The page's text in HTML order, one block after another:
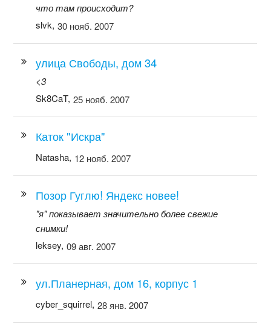
что там происходит?
slvk, 30 нояб. 2007
улица Свободы, дом 34
<3
Sk8CaT, 25 нояб. 2007
Каток "Искра"
Natasha, 12 нояб. 2007
Позор Гуглю! Яндекс новее!
"я" показывает значительно более свежие
снимки!
leksey, 09 авг. 2007
ул.Планерная, дом 16, корпус 1
cyber_squirrel, 28 янв. 2007